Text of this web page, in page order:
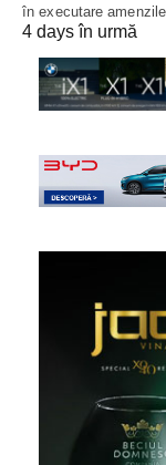
în executare
4 days în urmă